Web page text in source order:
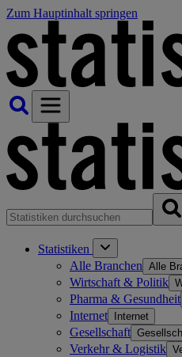
Zum Hauptinhalt springen
Statistiken
Alle Branchen Alle
Wirtschaft & Politik
Pharma & Gesundheit
Internet Internet
Gesellschaft
Verkehr & Logistik